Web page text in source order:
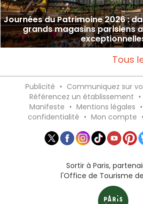
Journées du Patrimoine 2026 :
grands magasins parisiens
Tous
Publicité • Communiquez sur
Référencez un établissement •
Manifeste • Mentions légales •
confidentialité • Mon compte •
Sortir à Paris,
l'Office de Tourisme de